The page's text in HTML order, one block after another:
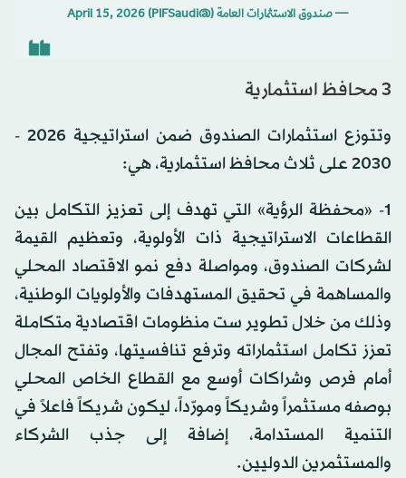
— صندوق الاستثمارات العامة (@PIFSaudi) April 15, 2026
3 محافظ استثمارية
وتتوزع استثمارات الصندوق ضمن استراتيجية 2026 -
2030 على ثلاث محافظ استثمارية، هي:
1- «محفظة الرؤية» التي تهدف إلى تعزيز التكامل بين
القطاعات الاستراتيجية ذات الأولوية، وتعظيم القيمة
لشركات الصندوق، ومواصلة دفع نمو الاقتصاد المحلي
والمساهمة في تحقيق المستهدفات والأولويات الوطنية،
وذلك من خلال تطوير ست منظومات اقتصادية متكاملة
تعزز تكامل استثماراته وترفع تنافسيتها، وتفتح المجال
أمام فرص وشراكات أوسع مع القطاع الخاص المحلي
بوصفه مستثمراً وشريكاً ومورّداً، ليكون شريكاً فاعلاً في
التنمية المستدامة، إضافة إلى جذب الشركاء
والمستثمرين الدوليين.